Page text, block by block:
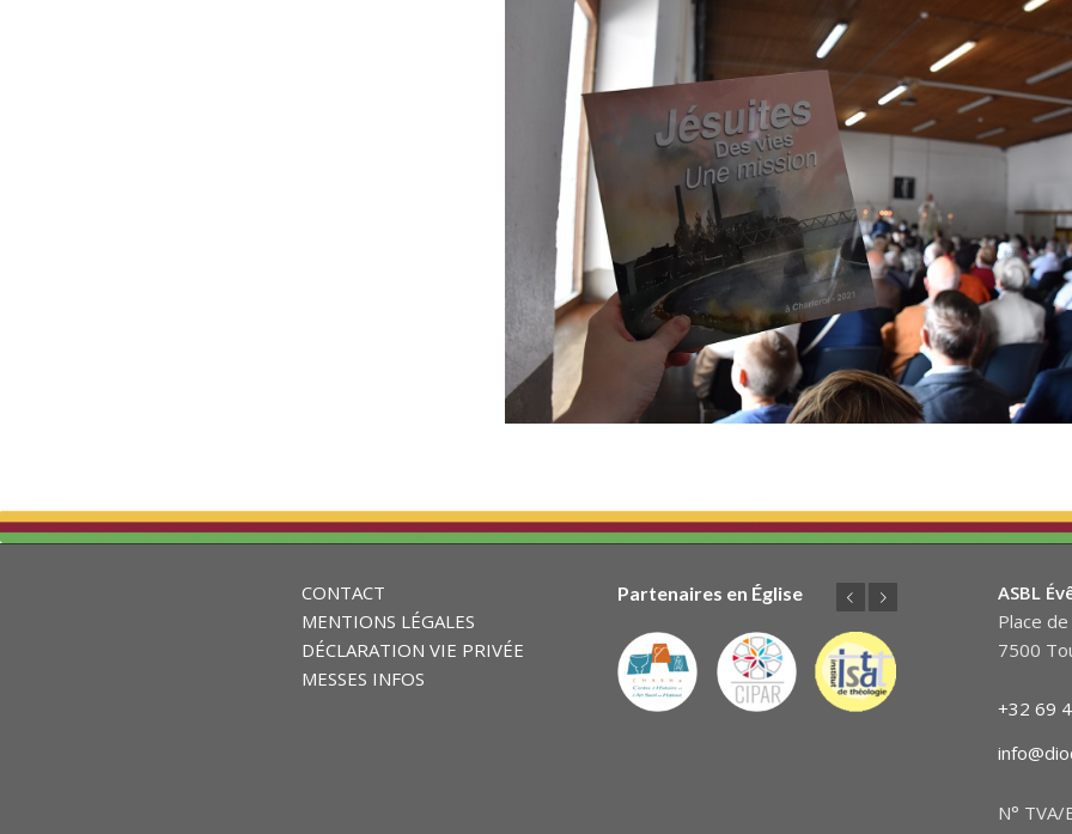
CONTACT
MENTIONS LÉGALES
DÉCLARATION VIE PRIVÉE
MESSES INFOS
Partenaires en Église
PrécédentSuivant
ASBL
Place de
7500
+32 69
N° TVA/